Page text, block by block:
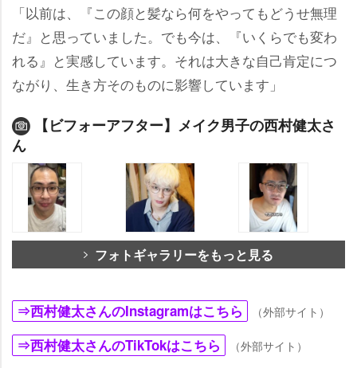
「以前は、『この顔と髪なら何をやってもどうせ無理
だ』と思っていました。でも今は、『いくらでも変わ
れる』と実感しています。それは大きな自己肯定につ
ながり、生き方そのものに影響しています」
【ビフォーアフター】メイク男子の西村健太さ
ん
フォトギャラリーをもっと見る
⇒西村健太さんのInstagramはこちら （外部サイト）
⇒西村健太さんのTikTokはこちら （外部サイト）